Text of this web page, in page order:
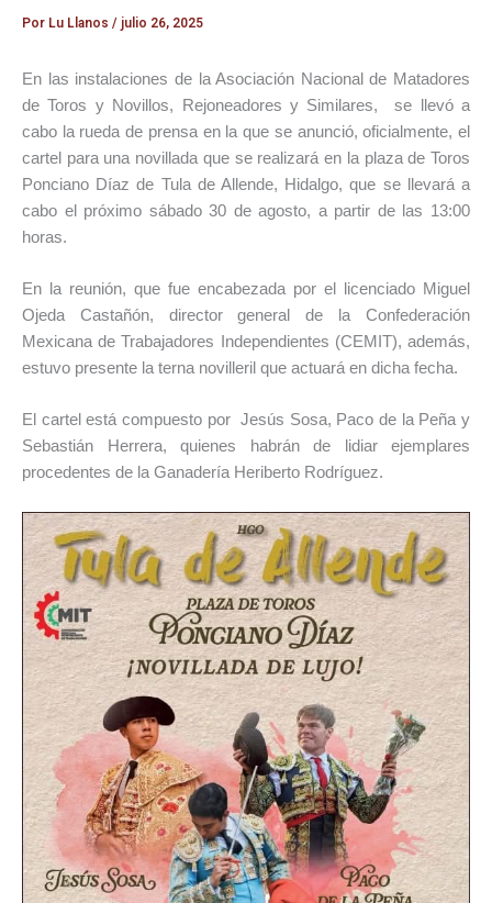
Por Lu Llanos / julio 26, 2025
En las instalaciones de la Asociación Nacional de Matadores
de Toros y Novillos, Rejoneadores y Similares, se llevó a
cabo la rueda de prensa en la que se anunció, oficialmente, el
cartel para una novillada que se realizará en la plaza de Toros
Ponciano Díaz de Tula de Allende, Hidalgo, que se llevará a
cabo el próximo sábado 30 de agosto, a partir de las 13:00
horas.
En la reunión, que fue encabezada por el licenciado Miguel
Ojeda Castañón, director general de la Confederación
Mexicana de Trabajadores Independientes (CEMIT), además,
estuvo presente la terna novilleril que actuará en dicha fecha.
El cartel está compuesto por Jesús Sosa, Paco de la Peña y
Sebastián Herrera, quienes habrán de lidiar ejemplares
procedentes de la Ganadería Heriberto Rodríguez.